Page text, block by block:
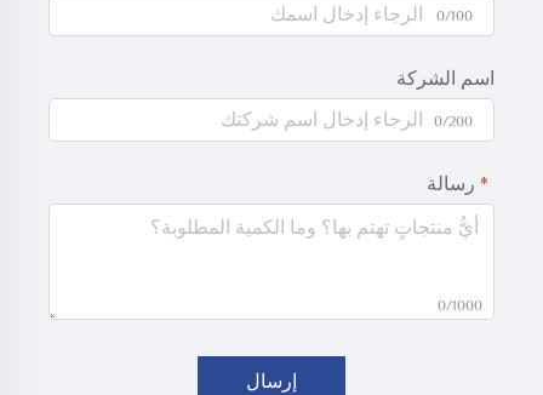
0/100
اسم الشركة
0/200
رسالة
0/1000
إرسال